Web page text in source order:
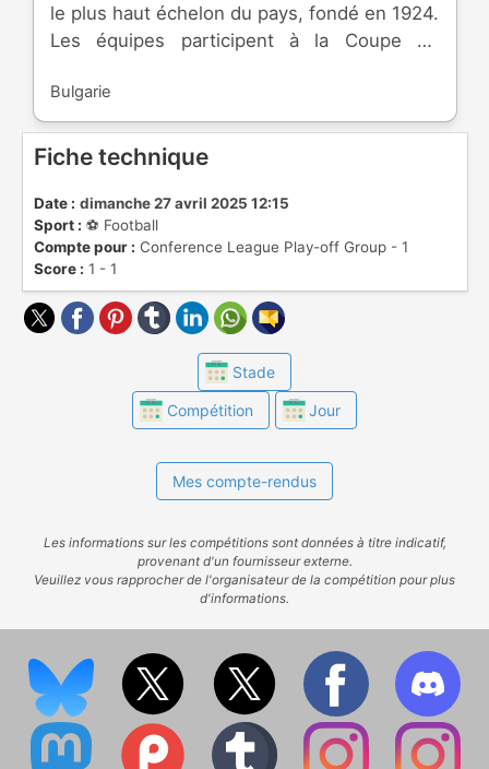
le plus haut échelon du pays, fondé en 1924.
Les équipes participent à la Coupe de
peuvent accéder à la Ligue des Champions,
comme la Ligue Europa. L'équipe la plus
titrée est le CSKA Sofia avec 31
Bulgarie
Fiche technique
Date : dimanche 27 avril 2025 12:15
Sport : ⚽️ Football
Compte pour : Conference League Play-off Group - 1
Score : 1 - 1
Stade
Compétition Jour
Mes compte-rendus
Les informations sur les compétitions sont données à titre indicatif,
provenant d'un fournisseur externe.
Veuillez vous rapprocher de l'organisateur de la compétition pour plus
d'informations.